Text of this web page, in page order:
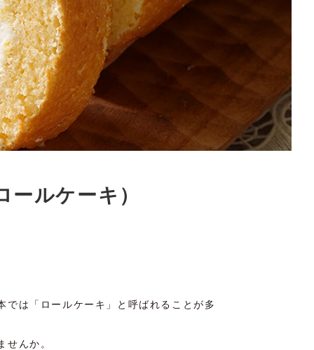
ルケーキ）
は「ロールケーキ」と呼ばれることが多
んか。